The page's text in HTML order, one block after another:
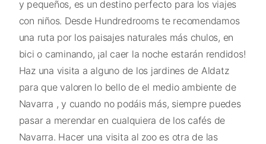
y pequeños, es un destino perfecto para los viajes
con niños. Desde Hundredrooms te recomendamos
una ruta por los paisajes naturales más chulos, en
bici o caminando, ¡al caer la noche estarán rendidos!
Haz una visita a alguno de los jardines de Aldatz
para que valoren lo bello de el medio ambiente de
Navarra , y cuando no podáis más, siempre puedes
pasar a merendar en cualquiera de los cafés de
Navarra. Hacer una visita al zoo es otra de las